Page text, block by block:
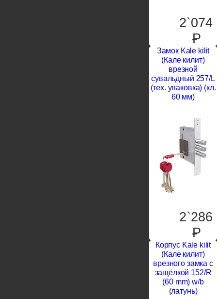
2`074
P
Замок Kale kilit
(Кале килит)
врезной
сувальдный 257/L
(тех. упаковка) (кл.
60 мм)
2`286
P
Корпус Kale kilit
(Кале килит)
врезного замка с
защёлкой 152/R
(60 mm) w/b
(латунь)